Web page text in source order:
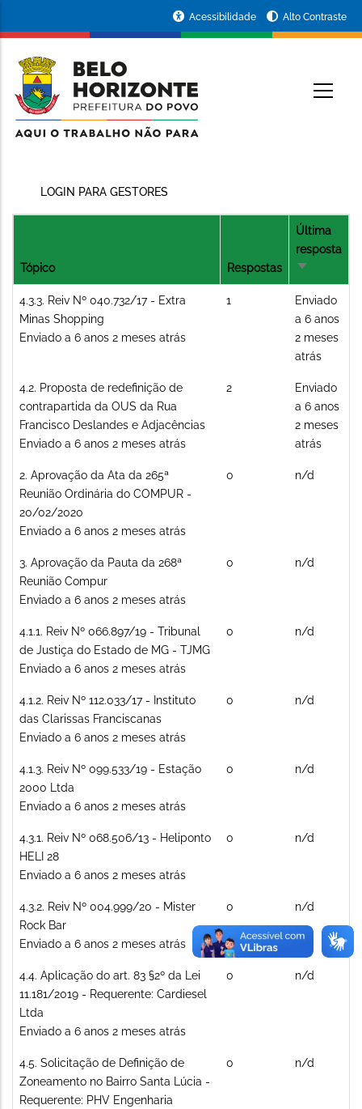
conteúdo
principal
da
Prefeitura
de
Horizonte
Acessibilidade Alto Contraste
LOGIN PARA GESTORES
Tópico Respostas
Última
resposta
Ordenação
crescente
Tópico
normal
4.3.3. Reiv Nº 040.732/17 - Extra
Minas Shopping
Enviado a 6 anos 2 meses atrás
1
Enviado
a 6 anos
2 meses
atrás
Tópico
normal
4.2. Proposta de redefinição de
contrapartida da OUS da Rua
Francisco Deslandes e Adjacências
Enviado a 6 anos 2 meses atrás
2
Enviado
a 6 anos
2 meses
atrás
Tópico
normal
2. Aprovação da Ata da 265ª
Reunião Ordinária do COMPUR -
20/02/2020
Enviado a 6 anos 2 meses atrás
0 n/d
Tópico
normal
3. Aprovação da Pauta da 268ª
Reunião Compur
Enviado a 6 anos 2 meses atrás
0 n/d
Tópico
normal
4.1.1. Reiv Nº 066.897/19 - Tribunal
de Justiça do Estado de MG - TJMG
Enviado a 6 anos 2 meses atrás
0 n/d
Tópico
normal
4.1.2. Reiv Nº 112.033/17 - Instituto
das Clarissas Franciscanas
Enviado a 6 anos 2 meses atrás
0 n/d
Tópico
normal
4.1.3. Reiv Nº 099.533/19 - Estação
2000 Ltda
Enviado a 6 anos 2 meses atrás
0 n/d
Tópico
normal
4.3.1. Reiv Nº 068.506/13 - Heliponto
HELI 28
Enviado a 6 anos 2 meses atrás
0 n/d
Tópico
normal
4.3.2. Reiv Nº 004.999/20 - Mister
Rock Bar
Enviado a 6 anos 2 meses atrás
0 n/d
Tópico
normal
4.4. Aplicação do art. 83 §2º da Lei
11.181/2019 - Requerente: Cardiesel
Ltda
Enviado a 6 anos 2 meses atrás
0 n/d
Tópico
normal
4.5. Solicitação de Definição de
Zoneamento no Bairro Santa Lúcia -
Requerente: PHV Engenharia
0 n/d